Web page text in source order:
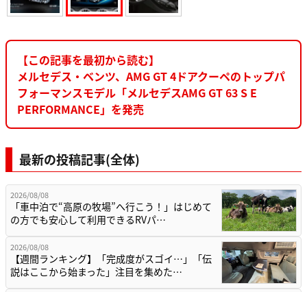
【この記事を最初から読む】
メルセデス・ベンツ、AMG GT 4ドアクーペのトップパ
フォーマンスモデル「メルセデスAMG GT 63 S E
PERFORMANCE」を発売
最新の投稿記事(全体)
2026/08/08
「車中泊で“高原の牧場”へ行こう！」はじめて
の方でも安心して利用できるRVパ…
2026/08/08
【週間ランキング】「完成度がスゴイ…」「伝
説はここから始まった」注目を集めた…